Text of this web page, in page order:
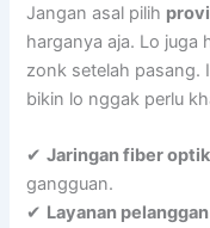
Jangan asal pilih
harganya aja. Lo juga
zonk setelah pasang.
bikin lo nggak perlu
✔Jaringan fiber optik
gangguan.
✔ Layanan